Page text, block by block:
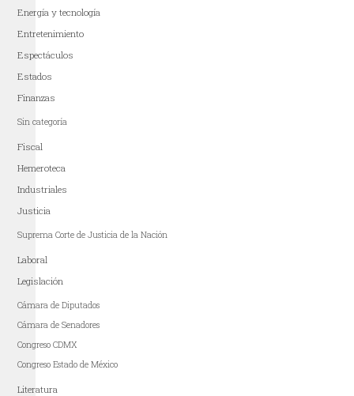
Energía y tecnología
Entretenimiento
Espectáculos
Estados
Finanzas
Sin categoría
Fiscal
Hemeroteca
Industriales
Justicia
Suprema Corte de Justicia de la Nación
Laboral
Legislación
Cámara de Diputados
Cámara de Senadores
Congreso CDMX
Congreso Estado de México
Literatura